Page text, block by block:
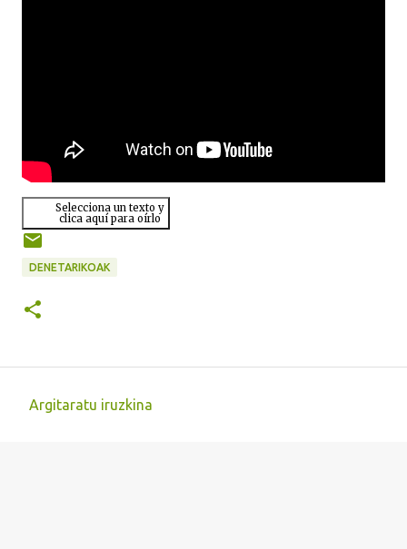
Selecciona un texto y
clica aquí para oírlo
DENETARIKOAK
Argitaratu iruzkina